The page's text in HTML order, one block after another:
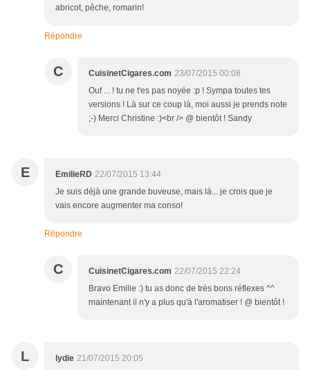
abricot, pêche, romarin!
Répondre
C CuisinetCigares.com 23/07/2015 00:08
Ouf ... ! tu ne t'es pas noyée :p ! Sympa toutes tes
versions ! Là sur ce coup là, moi aussi je prends note
;-) Merci Christine :)<br /> @ bientôt ! Sandy
E EmilieRD 22/07/2015 13:44
Je suis déjà une grande buveuse, mais là... je crois que je
vais encore augmenter ma conso!
Répondre
C CuisinetCigares.com 22/07/2015 22:24
Bravo Emilie :) tu as donc de très bons réflexes ^^
maintenant il n'y a plus qu'à l'aromatiser ! @ bientôt !
L lydie 21/07/2015 20:05